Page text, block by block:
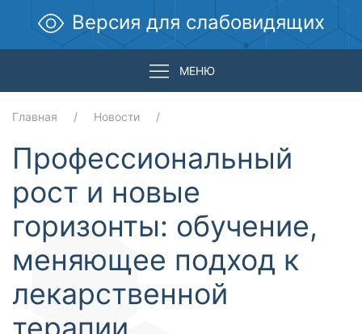
Версия для слабовидящих
МЕНЮ
Главная Новости
Профессиональный
рост и новые
горизонты: обучение,
меняющее подход к
лекарственной